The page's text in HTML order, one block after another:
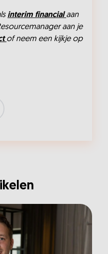
interim financialaan
aan je
of neem een kijkje op